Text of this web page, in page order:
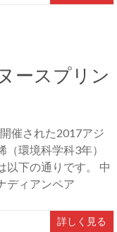
ースプリン
催された2017アジ
環境科学科3年）
以下の通りです。 中
ディアンペア
詳しく見る